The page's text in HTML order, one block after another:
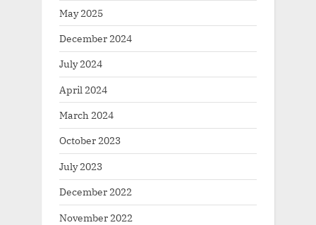
May 2025
December 2024
July 2024
April 2024
March 2024
October 2023
July 2023
December 2022
November 2022